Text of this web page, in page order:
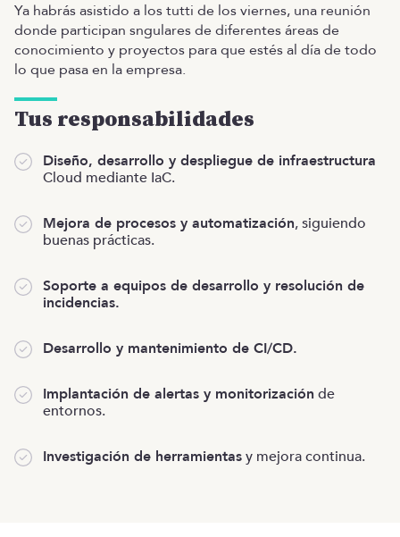
Ya habrás asistido a los tutti de los viernes, una reunión
donde participan sngulares de diferentes áreas de
conocimiento y proyectos para que estés al día de todo
lo que pasa en la empresa.
Tus responsabilidades
Diseño, desarrollo y despliegue de infraestructura
Cloud mediante IaC.
Mejora de procesos y automatización, siguiendo
buenas prácticas.
Soporte a equipos de desarrollo y resolución de
incidencias.
Desarrollo y mantenimiento de CI/CD.
Implantación de alertas y monitorización de
entornos.
Investigación de herramientasy mejora continua.